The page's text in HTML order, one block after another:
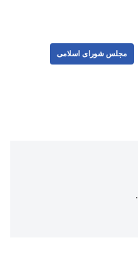
مجلس شورای اسلامی
.